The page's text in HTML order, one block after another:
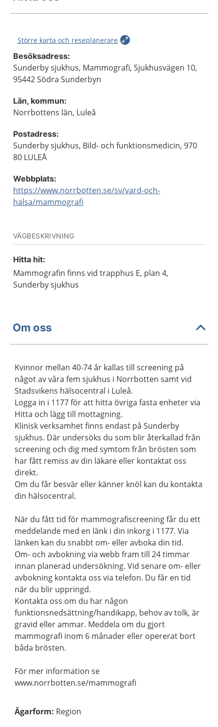
Större karta och reseplanerare
Besöksadress:
Sunderby sjukhus, Mammografi, Sjukhusvägen 10,
95442 Södra Sunderbyn
Län, kommun:
Norrbottens län, Luleå
Postadress:
Sunderby sjukhus, Bild- och funktionsmedicin, 970
80 LULEÅ
Webbplats:
https://www.norrbotten.se/sv/vard-och-
halsa/mammografi
VÄGBESKRIVNING
Hitta hit:
Mammografin finns vid trapphus E, plan 4,
Sunderby sjukhus
Om oss
Kvinnor mellan 40-74 år kallas till screening på
något av våra fem sjukhus i Norrbotten samt vid
Stadsvikens hälsocentral i Luleå.
Logga in i 1177 för att hitta övriga fasta enheter via
Hitta och lägg till mottagning.
Klinisk verksamhet finns endast på Sunderby
sjukhus. Där undersöks du som blir återkallad från
screening och dig med symtom från brösten som
har fått remiss av din läkare eller kontaktat oss
direkt.
Om du får besvär eller känner knöl kan du kontakta
din hälsocentral.
När du fått tid för mammografiscreening får du ett
meddelande med en länk i din inkorg i 1177. Via
länken kan du snabbt om- eller avboka din tid.
Om- och avbokning via webb fram till 24 timmar
innan planerad undersökning. Vid senare om- eller
avbokning kontakta oss via telefon. Du får en tid
när du blir uppringd.
Kontakta oss om du har någon
funktionsnedsättning/handikapp, behov av tolk, är
gravid eller ammar. Meddela om du gjort
mammografi inom 6 månader eller opererat bort
båda brösten.
För mer information se
www.norrbotten.se/mammografi
Ägarform: Region